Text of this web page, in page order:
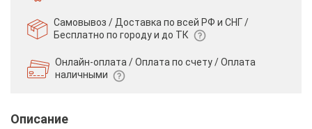
Самовывоз / Доставка по всей РФ и СНГ /
Бесплатно по городу и до ТК
Онлайн-оплата / Оплата по счету /Оплата
наличными
Описание